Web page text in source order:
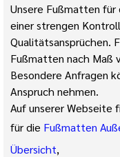
Unsere Fußmatten für
einer strengen
Qualitätsansprüchen.
Fußmatten nach Maß
Besondere Anfragen
Anspruch nehmen.
Auf unserer Webseite
für die Fußmatten
Übersicht,